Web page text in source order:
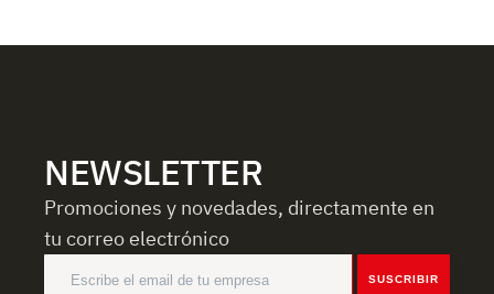
NEWSLETTER
Promociones y novedades, directamente en
tu correo electrónico
SUSCRIBIR